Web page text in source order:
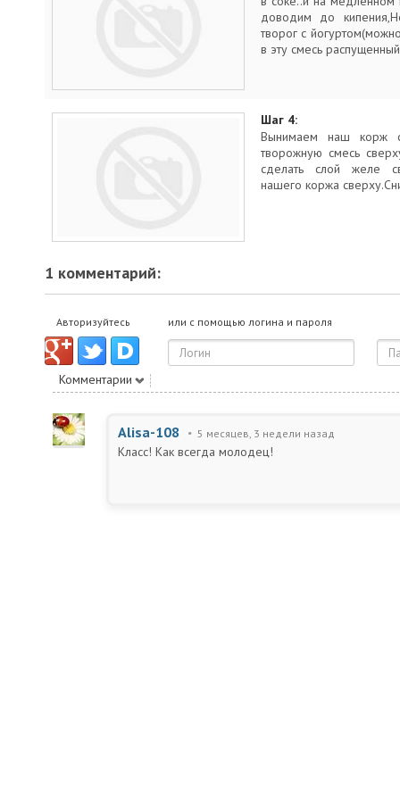
доводим до
творог с
в эту смесь
Шаг 4:
Вынимаем наш корж
творожную смесь
сделать слой желе
нашего коржа
1 комментарий:
Авторизуйтесь или с помощью логина и пароля
Комментарии
Alisa-108 5 месяцев, 3 недели назад
Класс! Как всегда молодец!